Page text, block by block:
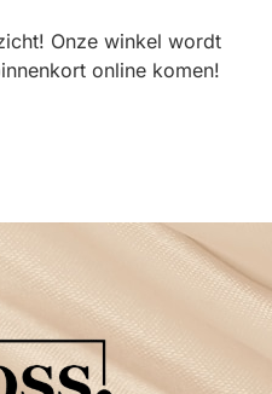
Onze winkel wordt
online komen!